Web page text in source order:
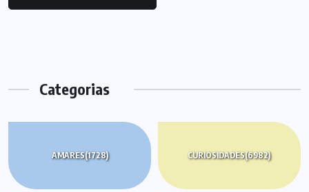
Categorias
AMARES(1728) CURIOSIDADES(6982)